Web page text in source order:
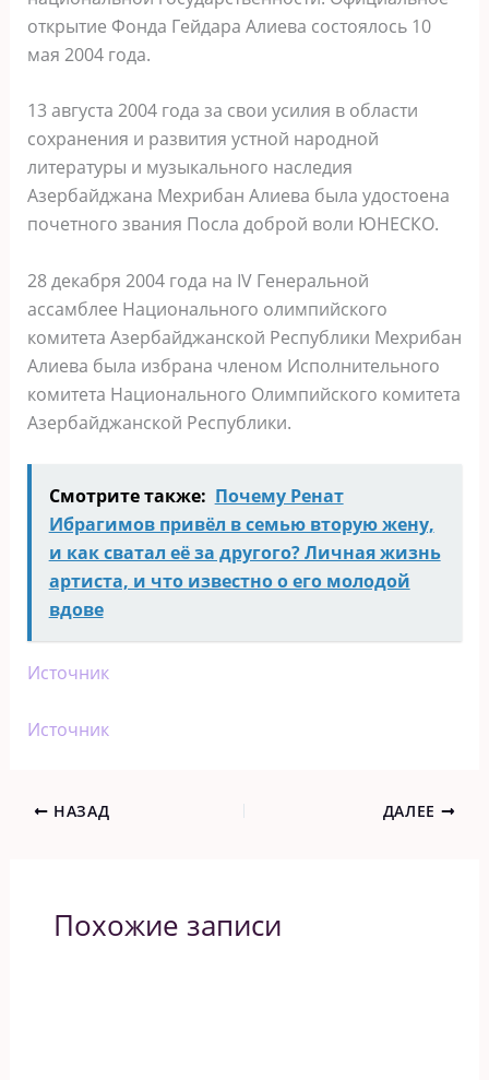
открытие Фонда Гейдара Алиева состоялось 10
мая 2004 года.
13 августа 2004 года за свои усилия в области
сохранения и развития устной народной
литературы и музыкального наследия
Азербайджана Мехрибан Алиева была удостоена
почетного звания Посла доброй воли ЮНЕСКО.
28 декабря 2004 года на IV Генеральной
ассамблее Национального олимпийского
комитета Азербайджанской Республики Мехрибан
Алиева была избрана членом Исполнительного
комитета Национального Олимпийского комитета
Азербайджанской Республики.
Смотрите также: Почему Ренат
Ибрагимов привёл в семью вторую жену,
и как сватал её за другого? Личная жизнь
артиста, и что известно о его молодой
вдове
Источник
Источник
НАЗАД ДАЛЕЕ
Похожие записи